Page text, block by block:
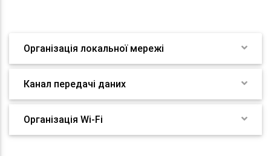
Організація локальної мережі
Канал передачі даних
Організація Wi-Fi